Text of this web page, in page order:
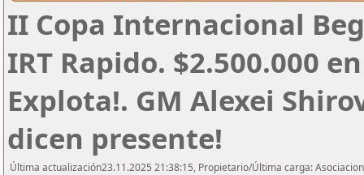
II Copa Internacional
IRT Rapido. $2.500.000
Explota!. GM Alexei
dicen presente!
Última actualización23.11.2025 21:38:15, Propietario/Última carga: